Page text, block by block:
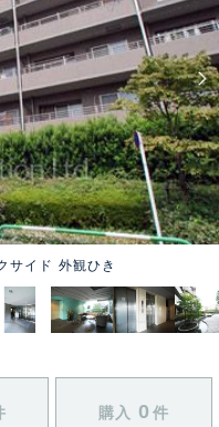
サイド 外観ひき
購入 0 件